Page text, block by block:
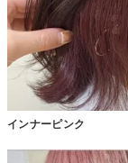
インナーピンク